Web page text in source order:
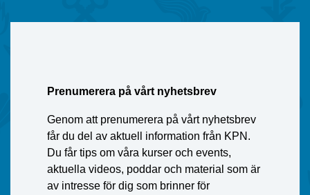
Prenumerera på vårt nyhetsbrev
Genom att prenumerera på vårt nyhetsbrev
får du del av aktuell information från KPN.
Du får tips om våra kurser och events,
aktuella videos, poddar och material som är
av intresse för dig som brinner för